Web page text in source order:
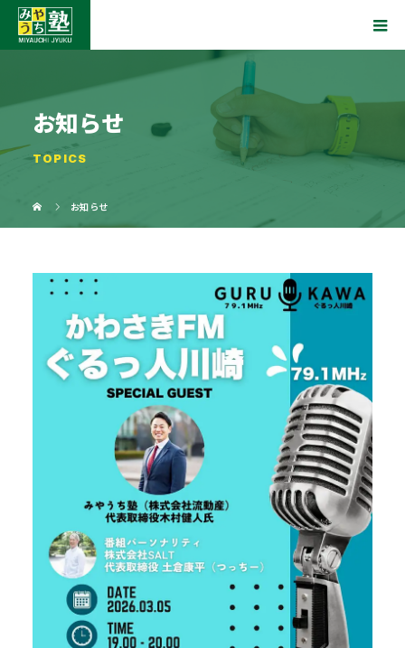
お知らせ
TOPICS
お知らせ